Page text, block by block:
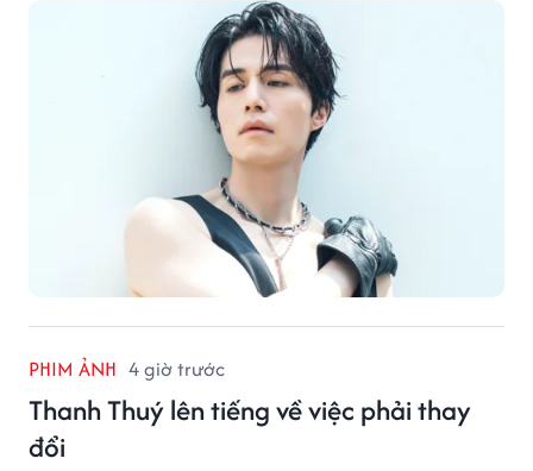
PHIM ẢNH 4 giờ trước
Thanh Thuý lên tiếng về việc phải thay
đổi